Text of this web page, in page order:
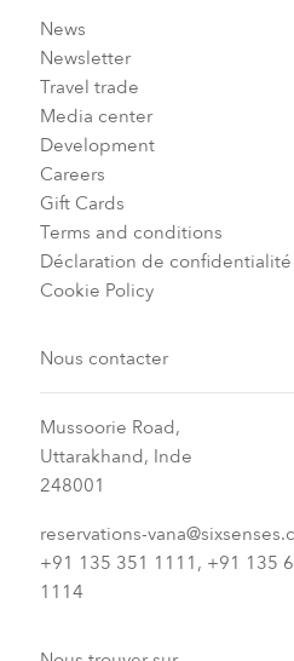
News
Newsletter
Travel trade
Media center
Development
Careers
Gift Cards
Terms and conditions
Déclaration de confidentialité
Cookie Policy
Nous contacter
Mussoorie Road,
Uttarakhand, Inde
248001
reservations-
+91 135 351 1111, +91 135
1114